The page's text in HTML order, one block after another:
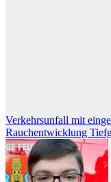
Verkehrsunfall mit
Rauchentwicklung